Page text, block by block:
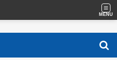
MENU